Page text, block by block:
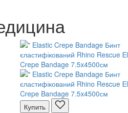
Купить